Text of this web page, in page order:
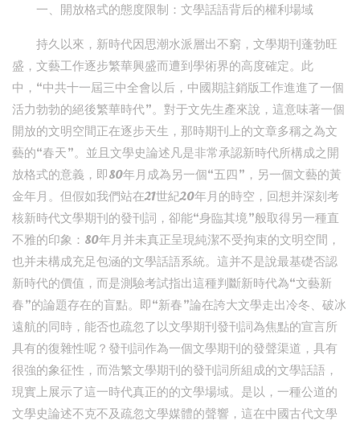
一、開放格式的態度限制：文學話語背后的權利場域
持久以來，新時代因思潮水派層出不窮，文學期刊蓬勃旺
盛，文藝工作逐步繁華興盛而遭到學術界的高度確定。此
中，“中共十一屆三中全會以后，中國期註銷版工作進進了一個
活力勃勃的絕後繁華時代”。對于文先生產來說，這意味著一個
開放的文明空間正在逐步天生，那時期刊上的文章多稱之為文
藝的“春天”。並且文學史論述凡是非常承認新時代所構成之開
放格式的意義，即80年月成為另一個“五四”，另一個文藝的黃
金年月。但假如我們站在21世紀20年月的時空，回想并深刻考
核新時代文學期刊的發刊詞，卻能“身臨其境”般取得另一種直
不雅的印象：80年月并未真正呈現純潔不受拘束的文明空間，
也并未構成充足包涵的文學話語系統。這并不是說最基礎否認
新時代的價值，而是測驗考試指出這種判斷新時代為“文藝新
春”的論題存在的盲點。即“新春”論在誇大文學走出冷冬、破冰
遠航的同時，能否也疏忽了以文學期刊發刊詞為焦點的宣言所
具有的復雜性呢？發刊詞作為一個文學期刊的發聲渠道，具有
很強的象征性，而浩繁文學期刊的發刊詞所組成的文學話語，
現實上展示了這一時代真正的的文學場域。是以，一種公道的
文學史論述不克不及疏忽文學媒體的聲響，這在中國古代文學